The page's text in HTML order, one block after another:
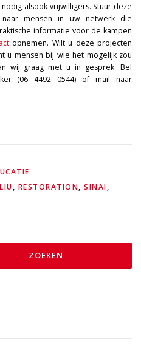
alsook vrijwilligers. Stuur deze
mensen in uw netwerk die
informatie voor de kampen
opnemen. Wilt u deze projecten
u mensen bij wie het mogelijk zou
wij graag met u in gesprek. Bel
(06 4492 0544) of mail naar
LIU, RESTORATION, SINAI,